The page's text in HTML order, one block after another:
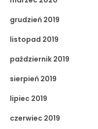
grudzień 2019
listopad 2019
październik 2019
sierpień 2019
lipiec 2019
czerwiec 2019